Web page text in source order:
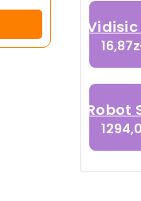
Vidisic
16,87
Robot